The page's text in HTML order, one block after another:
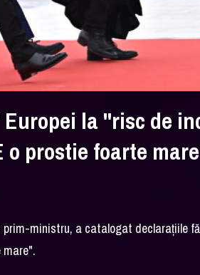
la "risc de
o prostie foarte mare
ministru, a catalogat declaraţiile